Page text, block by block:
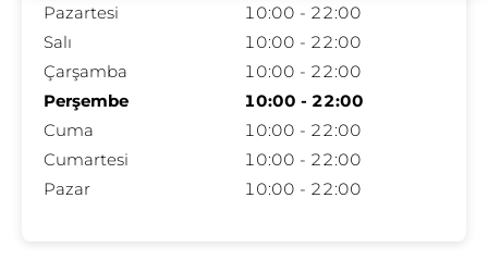
Pazartesi
10:00 - 22:00
Salı
10:00 - 22:00
Çarşamba
10:00 - 22:00
Perşembe
10:00 - 22:00
Cuma
10:00 - 22:00
Cumartesi
10:00 - 22:00
Pazar
10:00 - 22:00